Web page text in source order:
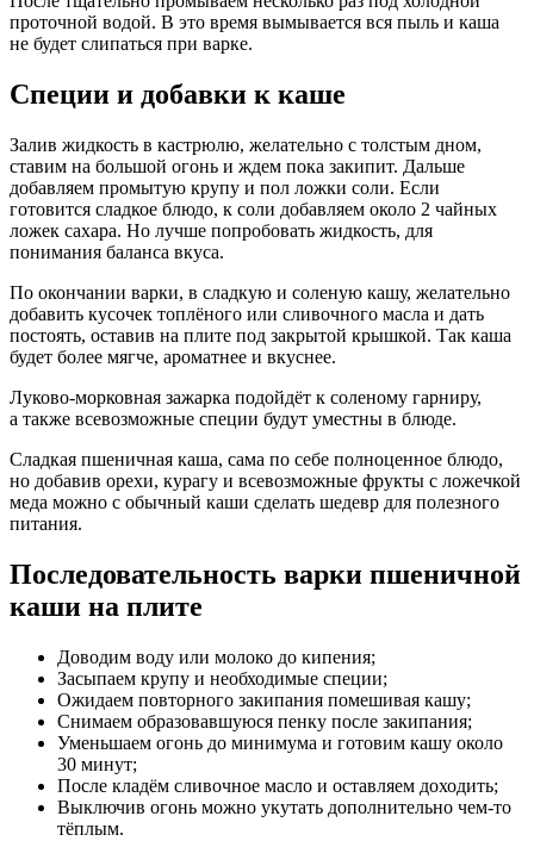
проточной водой. В это время вымывается вся пыль и каша
не будет слипаться при варке.
Специи и добавки к каше
Залив жидкость в кастрюлю, желательно с толстым дном,
ставим на большой огонь и ждем пока закипит. Дальше
добавляем промытую крупу и пол ложки соли. Если
готовится сладкое блюдо, к соли добавляем около 2 чайных
ложек сахара. Но лучше попробовать жидкость, для
понимания баланса вкуса.
По окончании варки, в сладкую и соленую кашу, желательно
добавить кусочек топлёного или сливочного масла и дать
постоять, оставив на плите под закрытой крышкой. Так каша
будет более мягче, ароматнее и вкуснее.
Луково-морковная зажарка подойдёт к соленому гарниру,
а также всевозможные специи будут уместны в блюде.
Сладкая пшеничная каша, сама по себе полноценное блюдо,
но добавив орехи, курагу и всевозможные фрукты с ложечкой
меда можно с обычный каши сделать шедевр для полезного
питания.
Последовательность варки пшеничной
каши на плите
Доводим воду или молоко до кипения;
Засыпаем крупу и необходимые специи;
Ожидаем повторного закипания помешивая кашу;
Снимаем образовавшуюся пенку после закипания;
Уменьшаем огонь до минимума и готовим кашу около
30 минут;
После кладём сливочное масло и оставляем доходить;
Выключив огонь можно укутать дополнительно чем-то
тёплым.